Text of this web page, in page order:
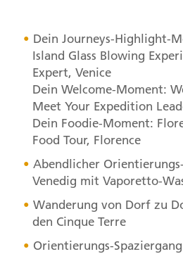
Dein Journeys-Highlight-
Island Glass Blowing
Expert, Venice
Dein Welcome-Moment:
Meet Your Expedition
Dein Foodie-Moment:
Food Tour, Florence
Abendlicher
Venedig mit Vaporetto-
Wanderung von Dorf zu
den Cinque Terre
Orientierungs-